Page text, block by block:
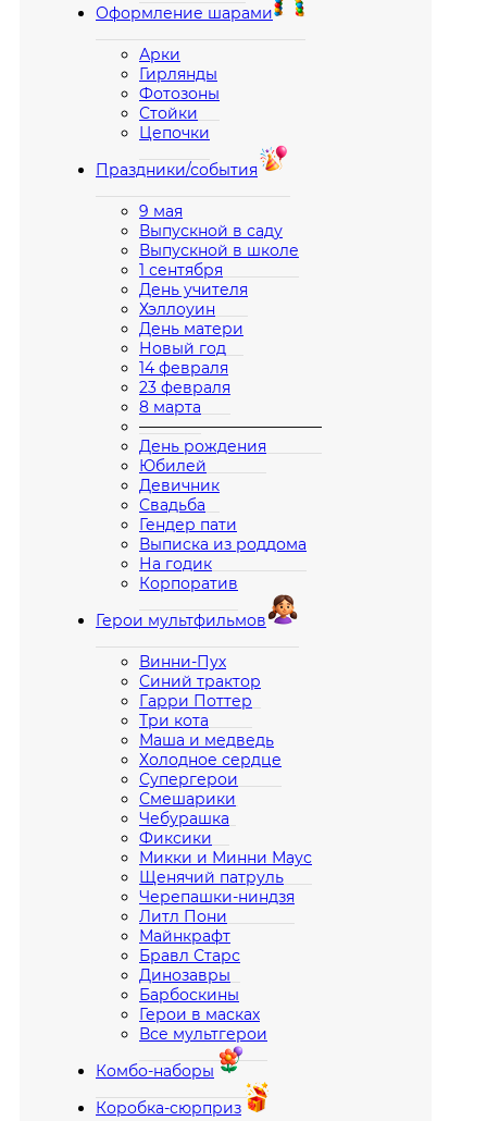
Оформление шарами
Арки
Гирлянды
Фотозоны
Стойки
Цепочки
Праздники/события
9 мая
Выпускной в саду
Выпускной в школе
1 сентября
День учителя
Хэллоуин
День матери
Новый год
14 февраля
23 февраля
8 марта
————————————
День рождения
Юбилей
Девичник
Свадьба
Гендер пати
Выписка из роддома
На годик
Корпоратив
Герои мультфильмов
Винни-Пух
Синий трактор
Гарри Поттер
Три кота
Маша и медведь
Холодное сердце
Супергерои
Смешарики
Чебурашка
Фиксики
Микки и Минни Маус
Щенячий патруль
Черепашки-ниндзя
Литл Пони
Майнкрафт
Бравл Старс
Динозавры
Барбоскины
Герои в масках
Все мультгерои
Комбо-наборы
Коробка-сюрприз